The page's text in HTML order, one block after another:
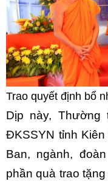
Trao quyết định bổ
Dịp này, Thường
ĐKSSYN tỉnh
Ban, ngành,
phần quà trao